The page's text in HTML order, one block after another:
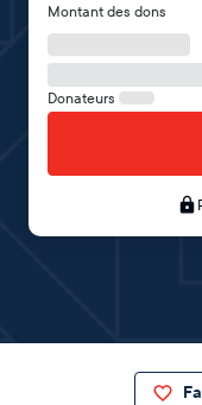
Montant des dons
Donateurs